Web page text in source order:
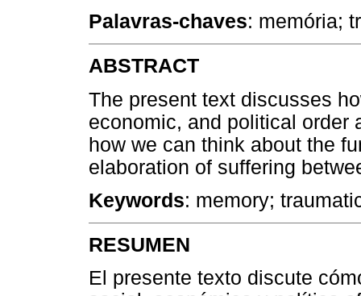
Palavras-chaves: memória;
ABSTRACT
The present text discusses
economic, and political order
how we can think about the
elaboration of suffering
Keywords: memory;
RESUMEN
El presente texto discute